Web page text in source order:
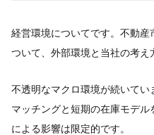
経営環境についてです。不動
ついて、外部環境と当社の考え
不透明なマクロ環境が続いて
マッチングと短期の在庫モデ
による影響は限定的です。